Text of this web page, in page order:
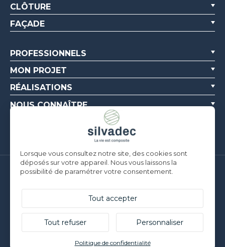
CLÔTURE
FAÇADE
PROFESSIONNELS
MON PROJET
RÉALISATIONS
NOUS CONNAÎTRE
Silvadec France
F-56190 ARZAL |T. +33 (0)2 97 450 900
Silvadec Deutschland
Ludwig-Erhard-Straße 3
© Silvadec - Tous droits réservés - Photos non contractuelles
Lorsque vous consultez notre site, des cookies sont
déposés sur votre appareil. Nous vous laissons la
possibilité de paramétrer votre consentement.
Tout accepter
Tout refuser Personnaliser
Politique de confidentialité